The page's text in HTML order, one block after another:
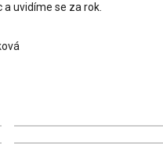
uvidíme se za rok.